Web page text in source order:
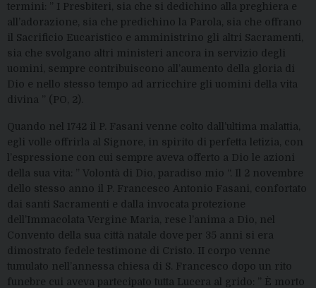
termini: ” I Presbiteri, sia che si dedichino alla preghiera e
all’adorazione, sia che predichino la Parola, sia che offrano
il Sacrificio Eucaristico e amministrino gli altri Sacramenti,
sia che svolgano altri ministeri ancora in servizio degli
uomini, sempre contribuiscono all’aumento della gloria di
Dio e nello stesso tempo ad arricchire gli uomini della vita
divina ” (PO, 2).
Quando nel 1742 il P. Fasani venne colto dall’ultima malattia,
egli volle offrirla al Signore, in spirito di perfetta letizia, con
l’espressione con cui sempre aveva offerto a Dio le azioni
della sua vita: ” Volontà di Dio, paradiso mio “. Il 2 novembre
dello stesso anno il P. Francesco Antonio Fasani, confortato
dai santi Sacramenti e dalla invocata protezione
dell’Immacolata Vergine Maria, rese l’anima a Dio, nel
Convento della sua città natale dove per 35 anni si era
dimostrato fedele testimone di Cristo. II corpo venne
tumulato nell’annessa chiesa di S. Francesco dopo un rito
funebre cui aveva partecipato tutta Lucera al grido: ” È morto